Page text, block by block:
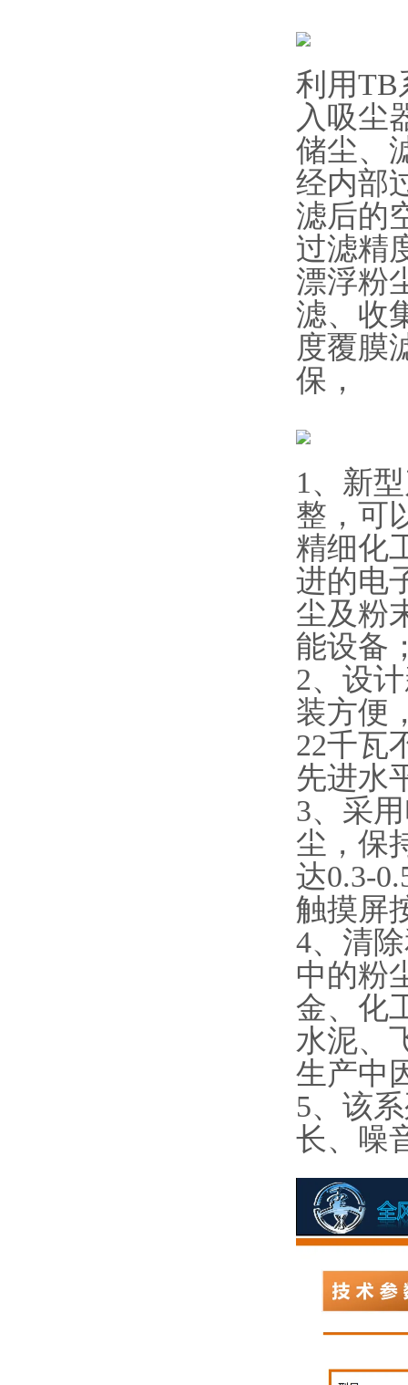
利用TB
入吸尘
储尘、
经内部
滤后的
过滤精
漂浮粉
滤、收
度覆膜
保，
1、新
整，可
精细化
进的电
尘及粉
能设备
2、设
装方便
22千瓦
先进水
3、采
尘，保
达0.3-
触摸屏
4、清
中的粉
金、化
水泥、
生产中
5、该
长、噪